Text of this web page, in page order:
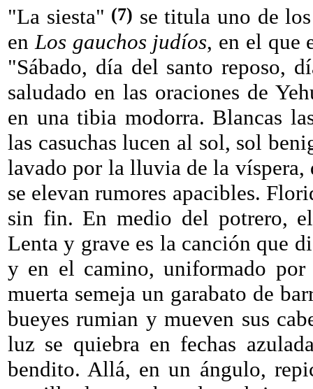
"La siesta" (7) se titula uno de
enLos gauchos judíos, en el que
"Sábado, día del santo reposo,
saludado en las oraciones de
en una tibia modorra. Blancas
las casuchas lucen al sol, sol
lavado por la lluvia de la víspera,
se elevan rumores apacibles.
sin fin. En medio del potrero,
Lenta y grave es la canción que
y en el camino, uniformado
muerta semeja un garabato de
bueyes rumian y mueven sus
luz se quiebra en fechas
bendito. Allá, en un ángulo,